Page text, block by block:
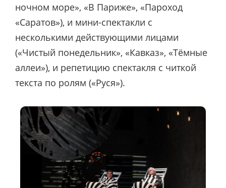
ночном море», «В Париже», «Пароход
«Саратов»), и мини-спектакли с
несколькими действующими лицами
(«Чистый понедельник», «Кавказ», «Тёмные
аллеи»), и репетицию спектакля с читкой
текста по ролям («Руся»).